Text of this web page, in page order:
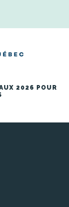
2026 POUR